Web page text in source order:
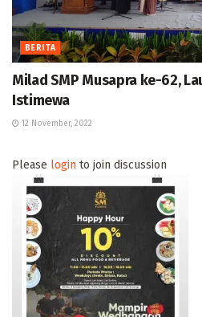
BERITA
Milad SMP Musapra ke-62,
Istimewa
12 November, 2022
Please login to join discussion